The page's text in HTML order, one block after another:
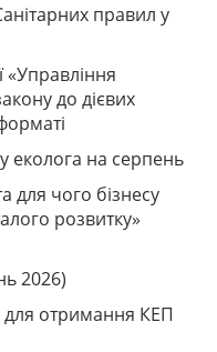
правил у
«Управління
до дієвих
еколога на серпень
для чого бізнесу
розвитку»
2026)
для отримання КЕП